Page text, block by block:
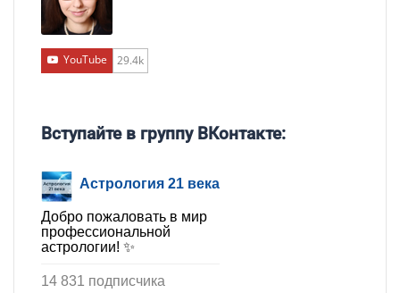
YouTube 29.4k
Вступайте в группу ВКонтакте:
Астрология 21 века
Добро пожаловать в мир
профессиональной
астрологии! ✨
14 831 подписчика